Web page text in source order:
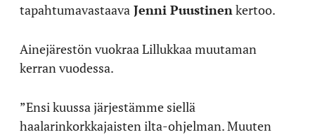
tapahtumavastaava Jenni Puustinen kertoo.
Ainejärestön vuokraa Lillukkaa muutaman
kerran vuodessa.
”Ensi kuussa järjestämme siellä
haalarinkorkkajaisten ilta-ohjelman. Muuten